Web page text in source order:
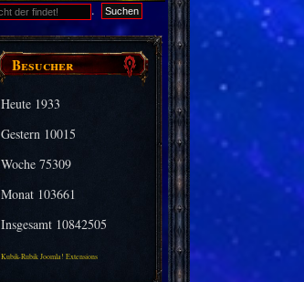
. Suchen
Besucher
Heute 1933
Gestern 10015
Woche75309
Monat 103661
Insgesamt 10842505
Kubik-Rubik Joomla! Extensions